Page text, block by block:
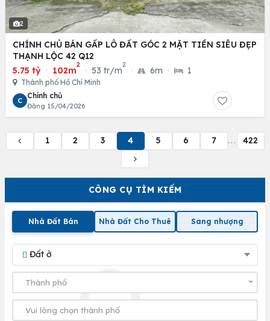
CÔNG CỤ TÌM KIẾM
Nhà Đất Bán Nhà Đất Cho Thuê Sang nhượng
Đất ở
2
CHÍNH CHỦ BÁN GẤP LÔ ĐẤT GÓC 2 MẶT TIỀN SIÊU ĐẸP
THẠNH LỘC 42 Q12
5.75 tỷ · 102m
2
· 53 tr/m
2
· 6m · 1
Thành phố Hồ Chí Minh
C
Chính chủ
Đăng 15/04/2026
1 2 3 4 5 6 7 ... 422